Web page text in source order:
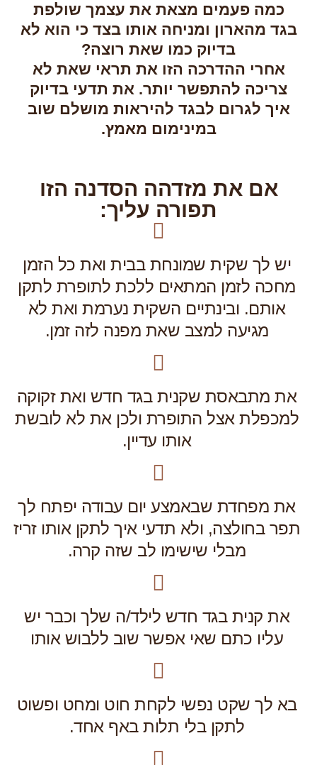
כמה פעמים מצאת את עצמך שולפת
בגד מהארון ומניחה אותו בצד כי הוא לא
בדיוק כמו שאת רוצה?
אחרי ההדרכה הזו את תראי שאת לא
צריכה להתפשר יותר. את תדעי בדיוק
איך לגרום לבגד להיראות מושלם שוב
במינימום מאמץ.
אם את מזדהה הסדנה הזו
תפורה עליך:
יש לך שקית שמונחת בבית ואת כל הזמן
מחכה לזמן המתאים ללכת לתופרת לתקן
אותם. ובינתיים השקית נערמת ואת לא
מגיעה למצב שאת מפנה לזה זמן.
את מתבאסת שקנית בגד חדש ואת זקוקה
למכפלת אצל התופרת ולכן את לא לובשת
אותו עדיין.
את מפחדת שבאמצע יום עבודה יפתח לך
תפר בחולצה, ולא תדעי איך לתקן אותו זריז
מבלי שישימו לב שזה קרה.
את קנית בגד חדש לילד/ה שלך וכבר יש
עליו כתם שאי אפשר שוב ללבוש אותו
בא לך שקט נפשי לקחת חוט ומחט ופשוט
לתקן בלי תלות באף אחד.